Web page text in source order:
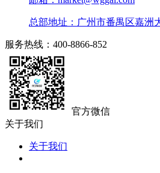
总部地址：广州市番禺区嘉洲
服务热线：400-8866-852
官方微信
关于我们
关于我们